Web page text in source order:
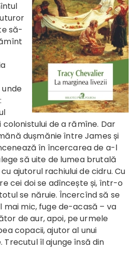
să-
unde
de a rămîne. Dar
dușmănie între James și
în încercarea de a-l
să uite de lumea brutală
ajutorul rachiului de cidru. Cu
cei doi se adîncește și, într-o
se năruie. Încercînd să se
mai mic, fuge de-acasă – va
de aur, apoi, pe urmele
copacii, ajutor al unui
îl ajunge însă din